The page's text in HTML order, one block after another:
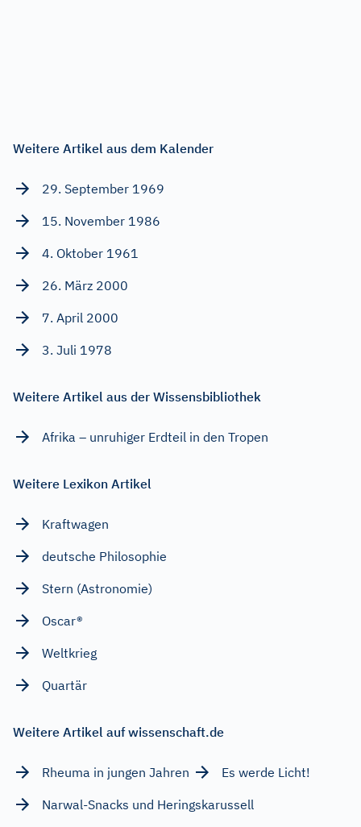
Weitere Artikel aus dem Kalender
29. September 1969
15. November 1986
4. Oktober 1961
26. März 2000
7. April 2000
3. Juli 1978
Weitere Artikel aus der Wissensbibliothek
Afrika – unruhiger Erdteil in den Tropen
Weitere Lexikon Artikel
Kraftwagen
deutsche Philosophie
Stern (Astronomie)
Oscar®
Weltkrieg
Quartär
Weitere Artikel auf wissenschaft.de
Rheuma in jungen Jahren
Es werde Licht!
Narwal-Snacks und Heringskarussell